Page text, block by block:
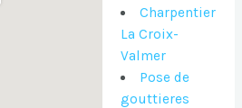
Charpentier
La Croix-
Valmer
Pose de
gouttieres